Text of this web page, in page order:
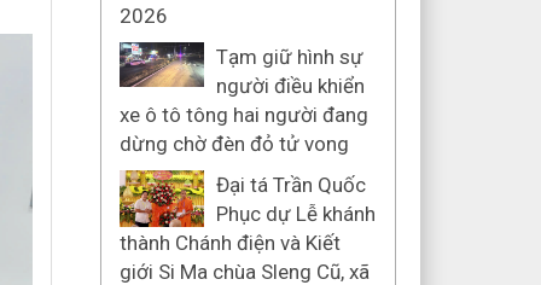
2026
Tạm giữ hình sự
người điều khiển
xe ô tô tông hai người đang
dừng chờ đèn đỏ tử vong
Đại tá Trần Quốc
Phục dự Lễ khánh
thành Chánh điện và Kiết
giới Si Ma chùa Sleng Cũ, xã